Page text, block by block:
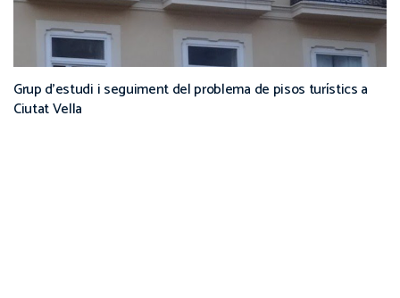
Grup d’estudi i seguiment del problema de pisos turístics a
Ciutat Vella